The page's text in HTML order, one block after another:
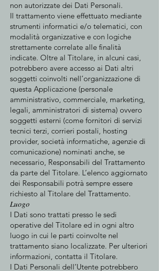
non autorizzate dei Dati Personali.
Il trattamento viene effettuato mediante
strumenti informatici e/o telematici, con
modalità organizzative e con logiche
strettamente correlate alle finalità
indicate. Oltre al Titolare, in alcuni casi,
potrebbero avere accesso ai Dati altri
soggetti coinvolti nell’organizzazione di
questa Applicazione (personale
amministrativo, commerciale, marketing,
legali, amministratori di sistema) ovvero
soggetti esterni (come fornitori di servizi
tecnici terzi, corrieri postali, hosting
provider, società informatiche, agenzie di
comunicazione) nominati anche, se
necessario, Responsabili del Trattamento
da parte del Titolare. L’elenco aggiornato
dei Responsabili potrà sempre essere
richiesto al Titolare del Trattamento.
Luogo
I Dati sono trattati presso le sedi
operative del Titolare ed in ogni altro
luogo in cui le parti coinvolte nel
trattamento siano localizzate. Per ulteriori
informazioni, contatta il Titolare.
I Dati Personali dell’Utente potrebbero